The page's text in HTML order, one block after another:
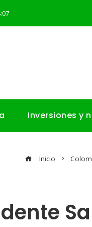
Inversiones y
Inicio